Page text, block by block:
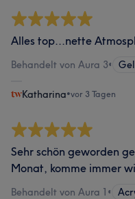
Alles top...nette
Behandelt von Aura 3•
Katharina•vor 3 Tagen
Sehr schön geworden
Monat, komme immer
Behandelt von Aura 1 •